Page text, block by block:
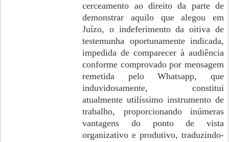
cerceamento ao direito da parte de
demonstrar aquilo que alegou em
Juízo, o indeferimento da oitiva de
testemunha oportunamente indicada,
impedida de comparecer à audiência
conforme comprovado por mensagem
remetida pelo Whatsapp, que
induvidosamente, constitui
atualmente utilíssimo instrumento de
trabalho, proporcionando inúmeras
vantagens do ponto de vista
organizativo e produtivo, traduzindo-